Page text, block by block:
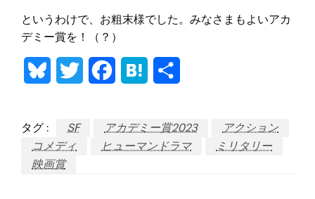
というわけで、お粗末様でした。みなさまもよいアカ
デミー賞を！（？）
Bluesky Twitter FacebookHatena
タグ : SF アカデミー賞2023
アクション
コメディ
ヒューマンドラマ
ミリタリー
映画賞